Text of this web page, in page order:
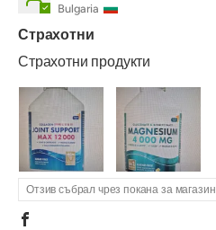
Bulgaria
Страхотни
Страхотни продукти
Отзив събрал чрез покана за магазин